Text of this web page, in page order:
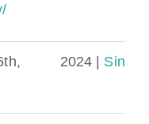
2024 | Sin